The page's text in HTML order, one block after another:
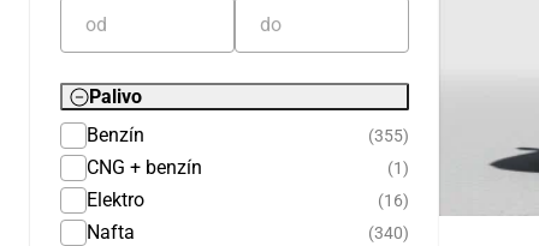
Palivo
Benzín
(355)
CNG + benzín (1)
Elektro (16)
Nafta (340)